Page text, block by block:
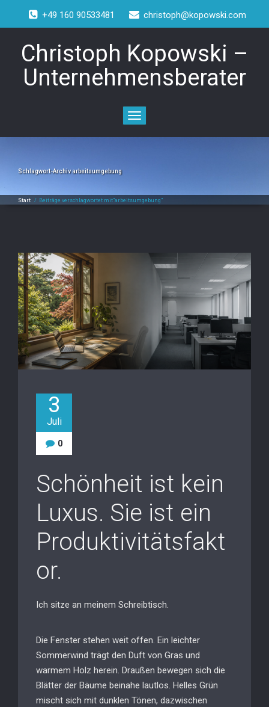
+49 160 90533481 christoph@kopowski.com
Christoph Kopowski –
Unternehmensberater
Toggle
navigation
Schlagwort-Archivarbeitsumgebung
Start / Beiträge verschlagwortet mit"arbeitsumgebung"
3
Juli
0
Schönheit ist kein
Luxus. Sie ist ein
Produktivitätsfakt
or.
Ich sitze an meinem Schreibtisch.
Die Fenster stehen weit offen. Ein leichter
Sommerwind trägt den Duft von Gras und
warmem Holz herein. Draußen bewegen sich die
Blätter der Bäume beinahe lautlos. Helles Grün
mischt sich mit dunklen Tönen, dazwischen